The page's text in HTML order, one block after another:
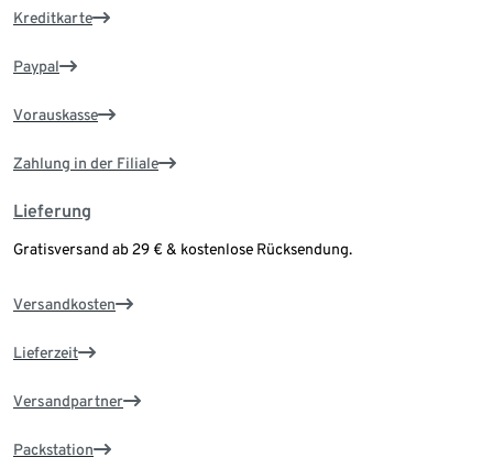
Kreditkarte
Paypal
Vorauskasse
Zahlung in der Filiale
Lieferung
Gratisversand ab 29 € & kostenlose Rücksendung.
Versandkosten
Lieferzeit
Versandpartner
Packstation